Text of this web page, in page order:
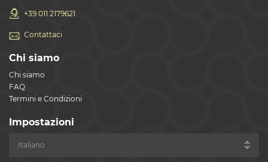
+39 011 2179621
Contattaci
Chi siamo
Chi siamo
FAQ
Termini e Condizioni
Impostazioni